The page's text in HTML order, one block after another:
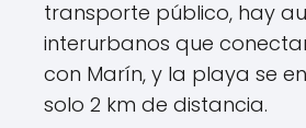
transporte público, hay
interurbanos que
con Marín, y la playa se
solo 2 km de distancia.